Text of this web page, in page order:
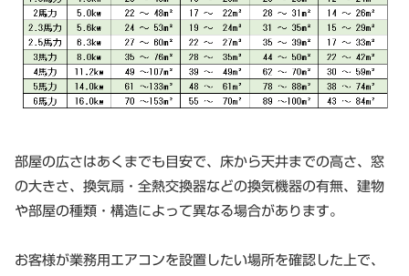
部屋の広さはあくまでも目安で、床から天井までの高さ、窓
の大きさ、換気扇・全熱交換器などの換気機器の有無、建物
や部屋の種類・構造によって異なる場合があります。
お客様が業務用エアコンを設置したい場所を確認した上で、